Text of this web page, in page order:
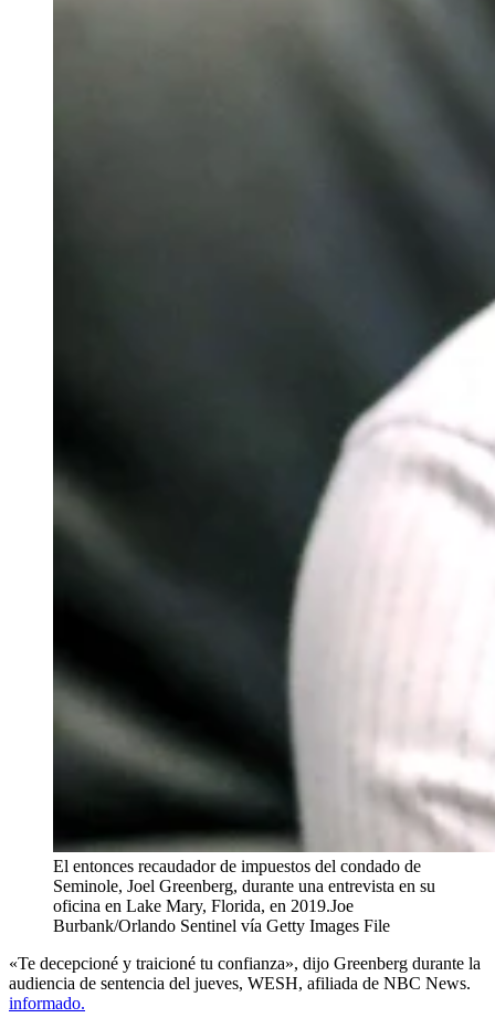
El entonces recaudador de impuestos del condado de
Seminole, Joel Greenberg, durante una entrevista en su
oficina en Lake Mary, Florida, en 2019.Joe
Burbank/Orlando Sentinel vía Getty Images File
«Te decepcioné y traicioné tu confianza», dijo Greenberg durante la
audiencia de sentencia del jueves, WESH, afiliada de NBC News.
informado.